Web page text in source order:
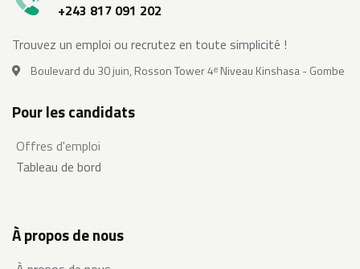
+243 817 091 202
Trouvez un emploi ou recrutez en toute simplicité !
Boulevard du 30 juin, Rosson Tower 4ᵉ Niveau Kinshasa - Gombe
Pour les candidats
Offres d'emploi
Tableau de bord
À propos de nous